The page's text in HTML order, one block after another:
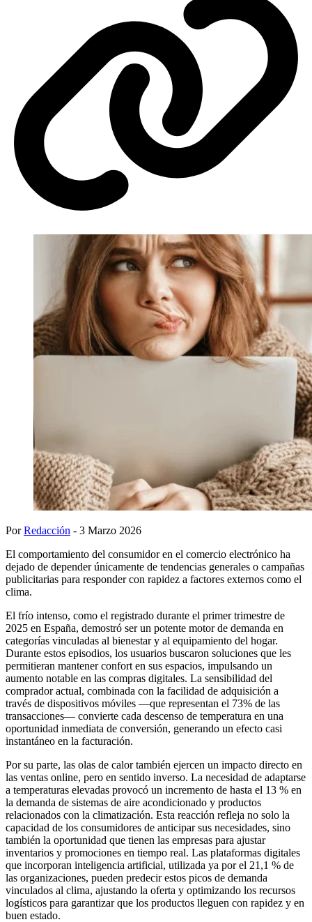
PorRedacción - 3 Marzo 2026
El comportamiento del consumidor en el comercio electrónico ha
dejado de depender únicamente de tendencias generales o campañas
publicitarias para responder con rapidez a factores externos como el
clima.
El frío intenso, como el registrado durante el primer trimestre de
2025 en España, demostró ser un potente motor de demanda en
categorías vinculadas al bienestar y al equipamiento del hogar.
Durante estos episodios, los usuarios buscaron soluciones que les
permitieran mantener confort en sus espacios, impulsando un
aumento notable en las compras digitales. La sensibilidad del
comprador actual, combinada con la facilidad de adquisición a
través de dispositivos móviles —que representan el 73% de las
transacciones— convierte cada descenso de temperatura en una
oportunidad inmediata de conversión, generando un efecto casi
instantáneo en la facturación.
Por su parte, las olas de calor también ejercen un impacto directo en
las ventas online, pero en sentido inverso. La necesidad de adaptarse
a temperaturas elevadas provocó un incremento de hasta el 13 % en
la demanda de sistemas de aire acondicionado y productos
relacionados con la climatización. Esta reacción refleja no solo la
capacidad de los consumidores de anticipar sus necesidades, sino
también la oportunidad que tienen las empresas para ajustar
inventarios y promociones en tiempo real. Las plataformas digitales
que incorporan inteligencia artificial, utilizada ya por el 21,1 % de
las organizaciones, pueden predecir estos picos de demanda
vinculados al clima, ajustando la oferta y optimizando los recursos
logísticos para garantizar que los productos lleguen con rapidez y en
buen estado.